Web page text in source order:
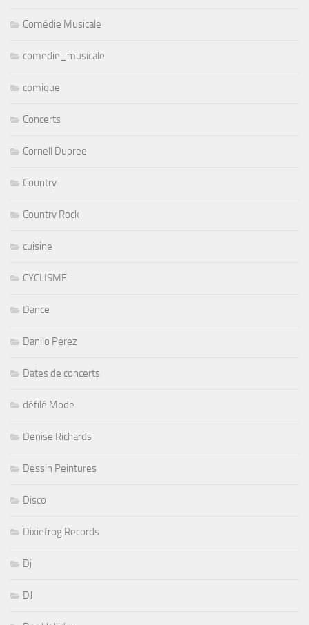
Comédie Musicale
comedie_musicale
comique
Concerts
Cornell Dupree
Country
Country Rock
cuisine
CYCLISME
Dance
Danilo Perez
Dates de concerts
défilé Mode
Denise Richards
Dessin Peintures
Disco
Dixiefrog Records
Dj
DJ